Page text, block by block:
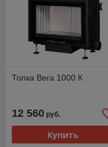
Топка Вега 1000 К
12 560 руб.
Купить